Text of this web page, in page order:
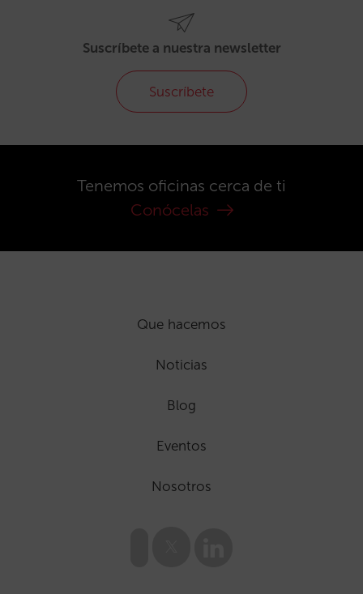
Suscríbete a nuestra newsletter
Suscríbete
Tenemos oficinas cerca de ti
Conócelas
Que hacemos
Noticias
Blog
Eventos
Nosotros